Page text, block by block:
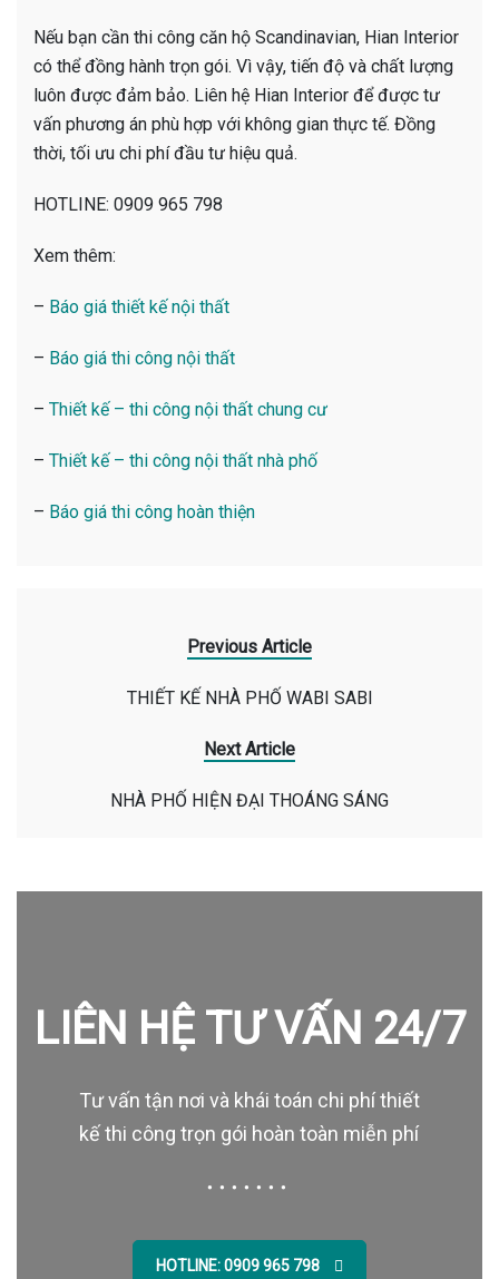
Nếu bạn cần thi công căn hộ Scandinavian, Hian Interior
có thể đồng hành trọn gói. Vì vậy, tiến độ và chất lượng
luôn được đảm bảo. Liên hệ Hian Interior để được tư
vấn phương án phù hợp với không gian thực tế. Đồng
thời, tối ưu chi phí đầu tư hiệu quả.
HOTLINE: 0909 965 798
Xem thêm:
– Báo giá thiết kế nội thất
– Báo giá thi công nội thất
– Thiết kế – thi công nội thất chung cư
– Thiết kế – thi công nội thất nhà phố
– Báo giá thi công hoàn thiện
Previous Article
THIẾT KẾ NHÀ PHỐ WABI SABI
Next Article
NHÀ PHỐ HIỆN ĐẠI THOÁNG SÁNG
LIÊN HỆ TƯ VẤN 24/7
Tư vấn tận nơi và khái toán chi phí thiết
kế thi công trọn gói hoàn toàn miễn phí
HOTLINE: 0909 965 798